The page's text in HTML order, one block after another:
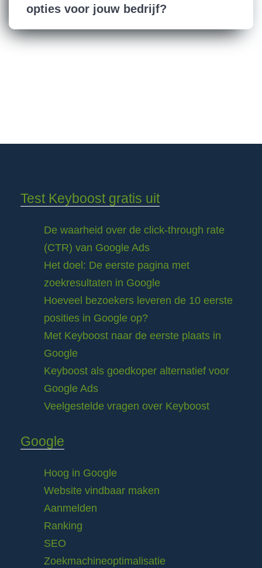
opties voor jouw bedrijf?
Test Keyboost gratis uit
De waarheid over de click-through rate
(CTR) van Google Ads
Het doel: De eerste pagina met
zoekresultaten in Google
Hoeveel bezoekers leveren de 10 eerste
posities in Google op?
Met Keyboost naar de eerste plaats in
Google
Keyboost als goedkoper alternatief voor
Google Ads
Veelgestelde vragen over Keyboost
Google
Hoog in Google
Website vindbaar maken
Aanmelden
Ranking
SEO
Zoekmachineoptimalisatie